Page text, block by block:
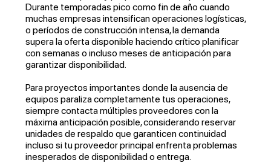
Durante temporadas pico como fin de año cuando
muchas empresas intensifican operaciones logísticas,
o períodos de construcción intensa, la demanda
supera la oferta disponible haciendo crítico planificar
con semanas o incluso meses de anticipación para
garantizar disponibilidad.
Para proyectos importantes donde la ausencia de
equipos paraliza completamente tus operaciones,
siempre contacta múltiples proveedores con la
máxima anticipación posible, considerando reservar
unidades de respaldo que garanticen continuidad
incluso si tu proveedor principal enfrenta problemas
inesperados de disponibilidad o entrega.